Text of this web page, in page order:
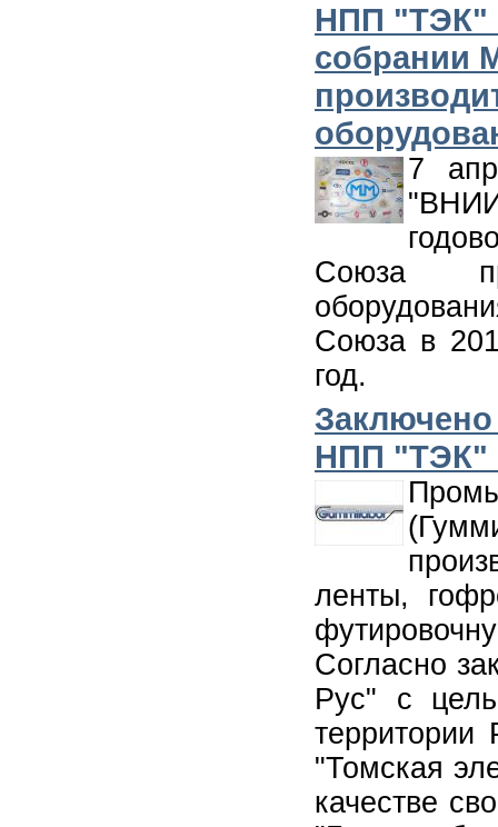
НПП "ТЭК"
собрании
7
Союза
Союза в
год.
Заключено
НПП "ТЭК"
ленты,
Согласно
Рус" с
"Томская
качестве